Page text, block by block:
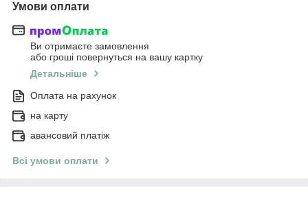
Умови оплати
Ви отримаєте замовлення
або гроші повернуться на вашу картку
Детальніше
Оплата на рахунок
на карту
авансовий платіж
Всі умови оплати